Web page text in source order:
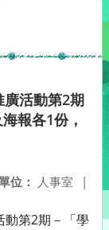
活動第2期
報各1份，
位： 人事室 |
動第2期－「學